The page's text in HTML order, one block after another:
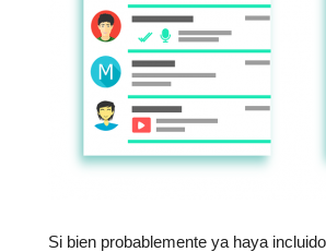
Si bien probablemente ya haya